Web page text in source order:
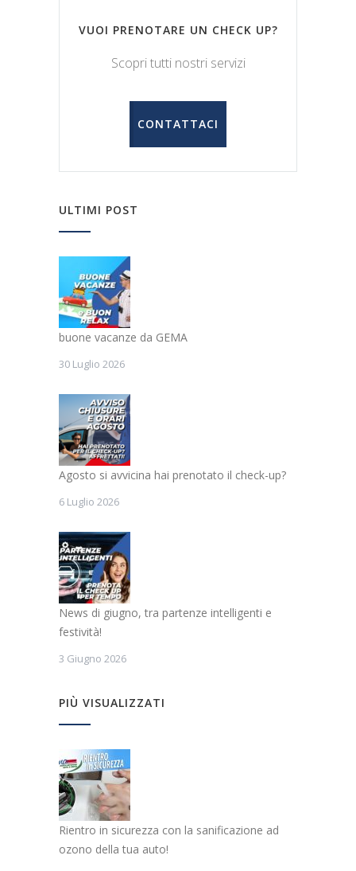
VUOI PRENOTARE UN CHECK UP?
Scopri tutti nostri servizi
CONTATTACI
ULTIMI POST
buone vacanze da GEMA
30 Luglio 2026
Agosto si avvicina hai prenotato il check-up?
6 Luglio 2026
News di giugno, tra partenze intelligenti e
festività!
3 Giugno 2026
PIÙ VISUALIZZATI
Rientro in sicurezza con la sanificazione ad
ozono della tua auto!